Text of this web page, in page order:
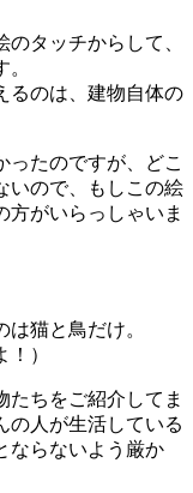
タッチからして、
るのは、建物自体の
ったのですが、どこ
いので、もしこの絵
方がいらっしゃいま
猫と鳥だけ。
）
たちをご紹介してま
の人が生活している
ならないよう厳か